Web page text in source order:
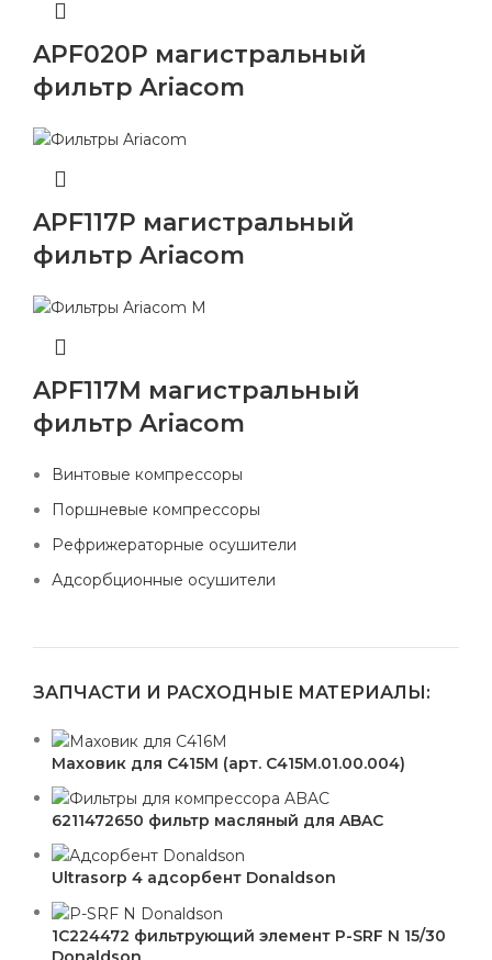
APF020P магистральный
фильтр Ariacom
APF117P магистральный
фильтр Ariacom
APF117M магистральный
фильтр Ariacom
Винтовые компрессоры
Поршневые компрессоры
Рефрижераторные осушители
Адсорбционные осушители
ЗАПЧАСТИ И РАСХОДНЫЕ МАТЕРИАЛЫ:
Маховик для С415М (арт. С415М.01.00.004)
6211472650 фильтр масляный для ABAC
Ultrasorp 4 адсорбент Donaldson
1C224472 фильтрующий элемент P-SRF N 15/30